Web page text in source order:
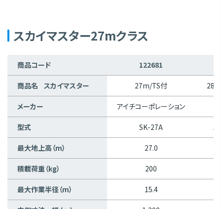
スカイマスター27mクラス
商品コード 122681
商品名 スカイマスター 27m/TS付
メーカー アイチコーポレーション
型式 SK-27A
最大地上高（m） 27.0
積載荷重（kg） 200
最大作業半径（m） 15.4